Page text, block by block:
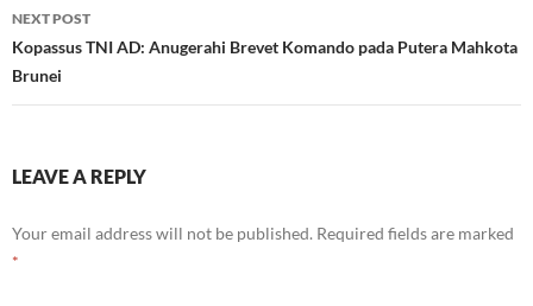
NEXT POST
Kopassus TNI AD: Anugerahi Brevet Komando pada Putera Mahkota
Brunei
LEAVE A REPLY
Your email address will not be published. Required fields are marked
*